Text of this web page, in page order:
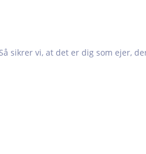
sikrer vi, at det er dig som ejer,
salon